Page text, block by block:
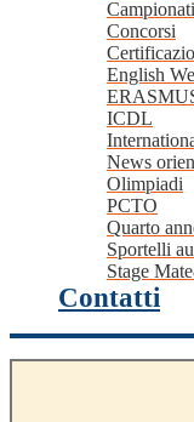
Concorsi
English
ICDL
News
Olimpiadi
PCTO
Quarto
Sportelli
Stage
Contatti
Campo di ricerca per le